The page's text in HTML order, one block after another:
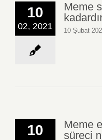
10
02, 2021
Meme
10 Şubat
10
Meme
süreci